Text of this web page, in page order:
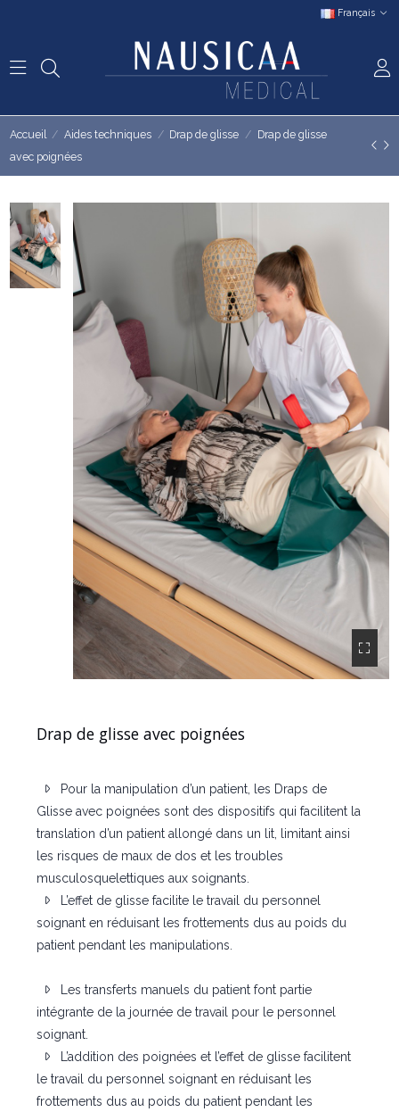
Français
Accueil Aides techniques Drap de glisse
Drap de glisse
avec poignées
Drap de glisse avec poignées
Pour la manipulation d’un patient, les Draps de
Glisse avec poignées sont des dispositifs qui facilitent la
translation d’un patient allongé dans un lit, limitant ainsi
les risques de maux de dos et les troubles
musculosquelettiques aux soignants.
L’effet de glisse facilite le travail du personnel
soignant en réduisant les frottements dus au poids du
patient pendant les manipulations.
Les transferts manuels du patient font partie
intégrante de la journée de travail pour le personnel
soignant.
L’addition des poignées et l’effet de glisse facilitent
le travail du personnel soignant en réduisant les
frottements dus au poids du patient pendant les